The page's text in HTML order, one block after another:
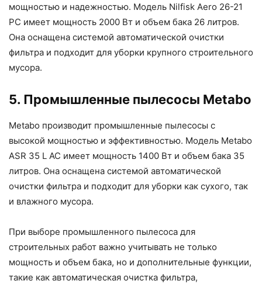
мощностью и надежностью. Модель Nilfisk Aero 26-21
PC имеет мощность 2000 Вт и объем бака 26 литров.
Она оснащена системой автоматической очистки
фильтра и подходит для уборки крупного строительного
мусора.
5. Промышленные пылесосы Metabo
Metabo производит промышленные пылесосы с
высокой мощностью и эффективностью. Модель Metabo
ASR 35 L AC имеет мощность 1400 Вт и объем бака 35
литров. Она оснащена системой автоматической
очистки фильтра и подходит для уборки как сухого, так
и влажного мусора.
При выборе промышленного пылесоса для
строительных работ важно учитывать не только
мощность и объем бака, но и дополнительные функции,
такие как автоматическая очистка фильтра,